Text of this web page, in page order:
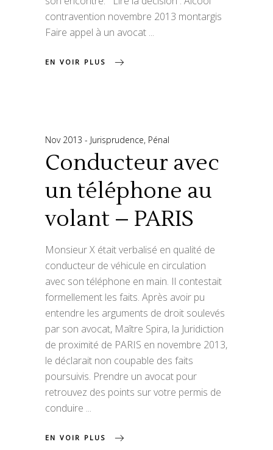
contravention novembre 2013 montargis
Faire appel à un avocat
EN VOIR PLUS
Nov 2013 Jurisprudence, Pénal
Conducteur avec
un téléphone au
volant – PARIS
Monsieur X était verbalisé en qualité de
conducteur de véhicule en circulation
avec son téléphone en main. Il contestait
formellement les faits. Après avoir pu
entendre les arguments de droit soulevés
par son avocat, Maître Spira, la Juridiction
de proximité de PARIS en novembre 2013,
le déclarait non coupable des faits
poursuivis. Prendre un avocat pour
retrouvez des points sur votre permis de
conduire
EN VOIR PLUS